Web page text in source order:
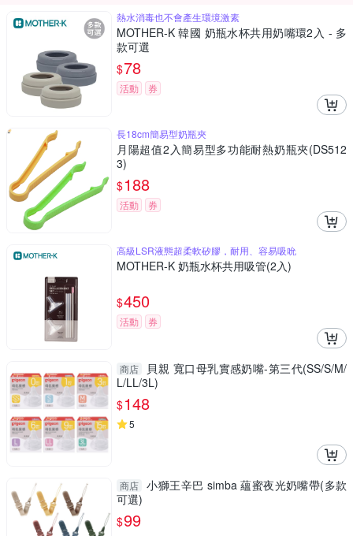
熱水消毒也不會產生環境激素
MOTHER-K 韓國 奶瓶水杯共用奶嘴環2入 - 多
款可選
$78
活動 券
長18cm簡易型奶瓶夾
月陽超值2入簡易型多功能耐熱奶瓶夾(DS512
3)
$188
活動 券
高級LSR液態超柔軟矽膠，耐用、容易吸吮
MOTHER-K 奶瓶水杯共用吸管(2入)
$450
活動 券
商店
貝親 寬口母乳實感奶嘴-第三代(SS/S/M/
L/LL/3L)
$148
5
商店 小獅王辛巴 simba 蘊蜜夜光奶嘴帶(多款
可選)
$99